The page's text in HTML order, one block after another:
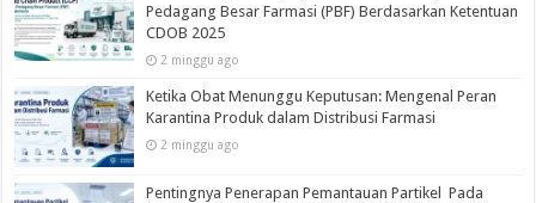
Pedagang Besar Farmasi (PBF) Berdasarkan Ketentuan
CDOB 2025
2 minggu ago
Ketika Obat Menunggu Keputusan: Mengenal Peran
Karantina Produk dalam Distribusi Farmasi
2 minggu ago
Pentingnya Penerapan Pemantauan Partikel Pada